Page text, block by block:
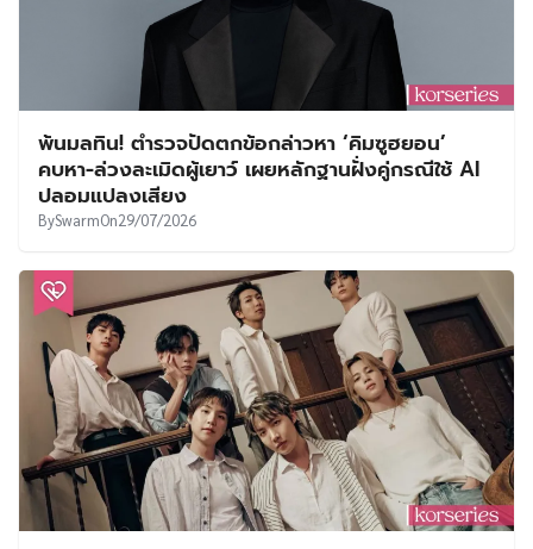
พ้นมลทิน! ตำรวจปัดตกข้อกล่าวหา ‘คิมซูฮยอน’
คบหา-ล่วงละเมิดผู้เยาว์ เผยหลักฐานฝั่งคู่กรณีใช้ AI
ปลอมแปลงเสียง
BySwarmOn29/07/2026